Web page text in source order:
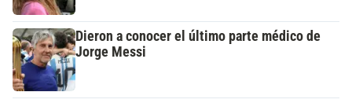
Dieron a conocer el último parte médico de
Jorge Messi